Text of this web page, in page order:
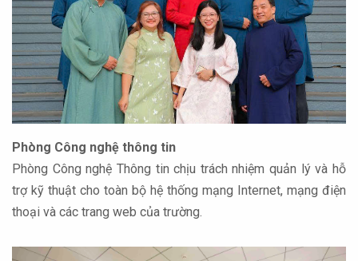
Phòng Công nghệ thông tin
Phòng Công nghệ Thông tin chịu trách nhiệm quản lý và hỗ
trợ kỹ thuật cho toàn bộ hệ thống mạng Internet, mạng điện
thoại và các trang web của trường.